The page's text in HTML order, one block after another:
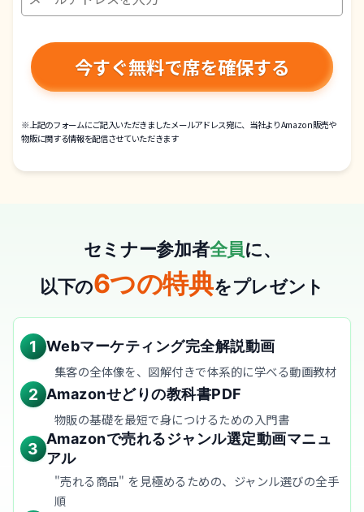
今すぐ無料で席を確保する
※上記のフォームにご記入いただきましたメールアドレス宛に、当社よりAmazon販売や
物販に関する情報を配信させていただきます
セミナー参加者全員に、
以下の6つの特典をプレゼント
1 Webマーケティング完全解説動画
集客の全体像を、図解付きで体系的に学べる動画教材
2 Amazonせどりの教科書PDF
物販の基礎を最短で身につけるための入門書
3
Amazonで売れるジャンル選定動画マニュ
アル
"売れる商品" を見極めるための、ジャンル選びの全手
順